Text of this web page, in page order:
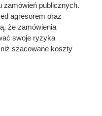
zamówień publicznych.
agresorem oraz
że zamówienia
swoje ryzyka
szacowane koszty